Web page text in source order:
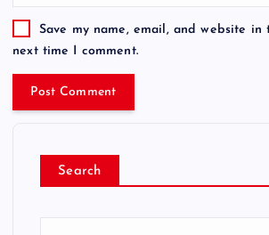
Save my name, email, and website in
next time I comment.
Search